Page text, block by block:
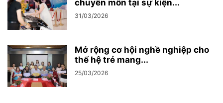
chuyên môn tại sự kiện...
31/03/2026
Mở rộng cơ hội nghề nghiệp cho
thế hệ trẻ mang...
25/03/2026